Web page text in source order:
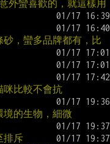
外蠻喜歡的，就這樣用
，蠻多品牌都有，比
比較不會抗
的生物，細微
排斥